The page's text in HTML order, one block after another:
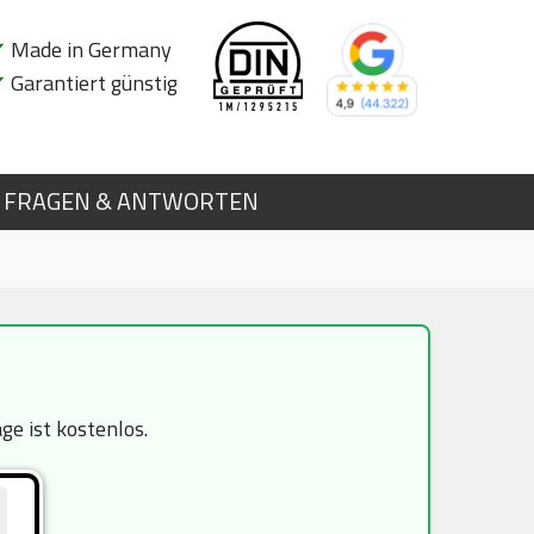
Made in Germany
Garantiert günstig
FRAGEN & ANTWORTEN
ist kostenlos.